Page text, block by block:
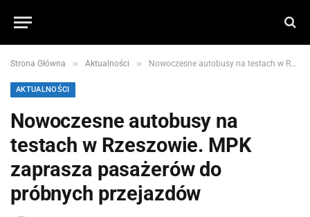
Strona Główna » Aktualności » Nowoczesne autobusy na testach w Rzeszowie. MPK zaprasza pasażerów do próbnych przejazdów
AKTUALNOŚCI
Nowoczesne autobusy na
testach w Rzeszowie. MPK
zaprasza pasażerów do
próbnych przejazdów